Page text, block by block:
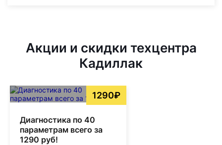
Акции и скидки техцентра
Кадиллак
1290₽
Диагностика по 40
параметрам всего за
1290 руб!